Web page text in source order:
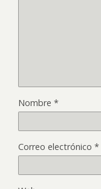
Nombre *
Correo electrónico *